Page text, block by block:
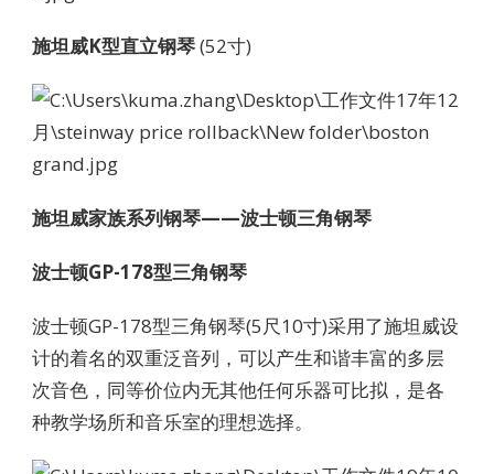
施坦威K型直立钢琴(52寸)
施坦威家族系列钢琴——波士顿三角钢琴
波士顿GP-178型三角钢琴
波士顿GP-178型三角钢琴(5尺10寸)采用了施坦威设
计的着名的双重泛音列，可以产生和谐丰富的多层
次音色，同等价位内无其他任何乐器可比拟，是各
种教学场所和音乐室的理想选择。